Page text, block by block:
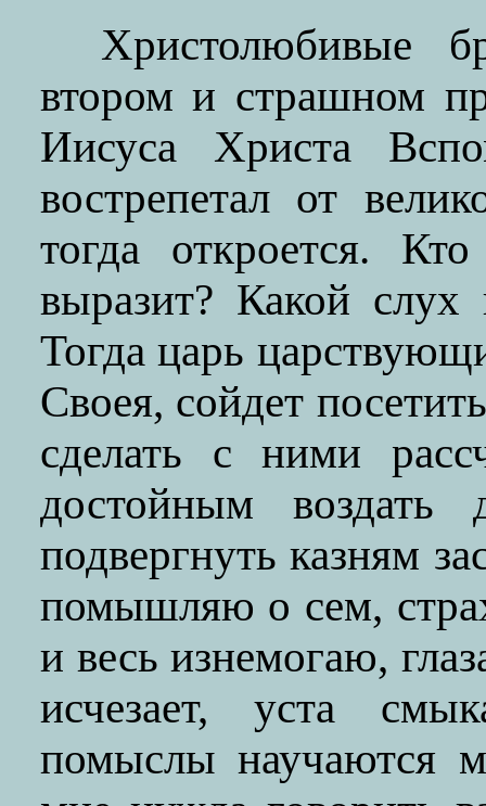
Христолюбивые
втором и страшном
Иисуса Христа
вострепетал от
тогда откроется.
выразит? Какой
Тогда царь
Своея, сойдет
сделать с ними
достойным
подвергнуть казням
помышляю о сем,
и весь изнемогаю,
исчезает, уста
помыслы научаются